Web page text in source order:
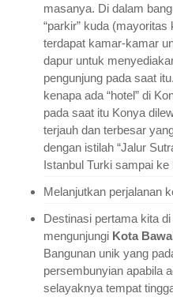
masanya. Di dalam
“parkir” kuda
terdapat kamar-kamar
dapur untuk
pengunjung pada saat
kenapa ada “hotel” di
pada saat itu Konya
terjauh dan terbesar
dengan istilah “Jalur
Istanbul Turki sampai ke
Melanjutkan perjalanan
Destinasi pertama kita
mengunjungi Kota
Bangunan unik yang
persembunyian apabila
selayaknya tempat